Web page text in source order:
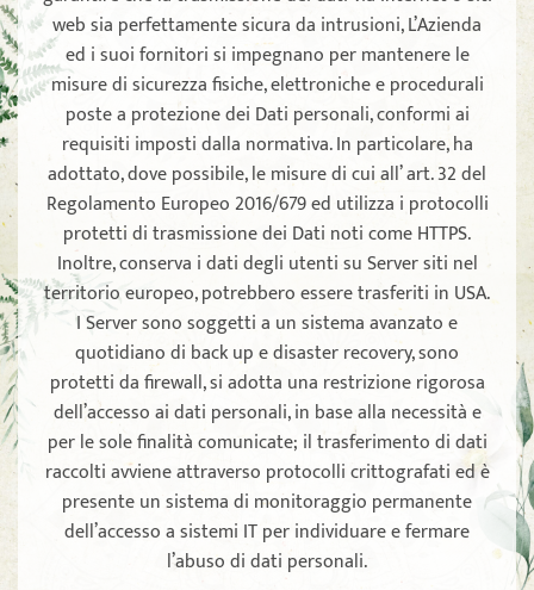
web sia perfettamente sicura da intrusioni, L’Azienda
ed i suoi fornitori si impegnano per mantenere le
misure di sicurezza fisiche, elettroniche e procedurali
poste a protezione dei Dati personali, conformi ai
requisiti imposti dalla normativa. In particolare, ha
adottato, dove possibile, le misure di cui all’ art. 32 del
Regolamento Europeo 2016/679 ed utilizza i protocolli
protetti di trasmissione dei Dati noti come HTTPS.
Inoltre, conserva i dati degli utenti su Server siti nel
territorio europeo, potrebbero essere trasferiti in USA.
I Server sono soggetti a un sistema avanzato e
quotidiano di back up e disaster recovery, sono
protetti da firewall, si adotta una restrizione rigorosa
dell’accesso ai dati personali, in base alla necessità e
per le sole finalità comunicate; il trasferimento di dati
raccolti avviene attraverso protocolli crittografati ed è
presente un sistema di monitoraggio permanente
dell’accesso a sistemi IT per individuare e fermare
l’abuso di dati personali.